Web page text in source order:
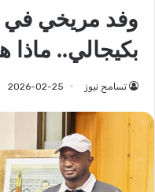
وفد مريخي في
بكيجالي.. ماذا
تسامح نيوز 2026-02-25